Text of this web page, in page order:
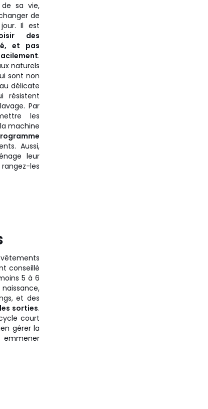
sa vie,
de
Il est
des
et pas
.
naturels
sont non
délicate
résistent
Par
les
machine
Aussi,
leur
les
conseillé
5 à 6
et des
sorties.
court
gérer la
emmener